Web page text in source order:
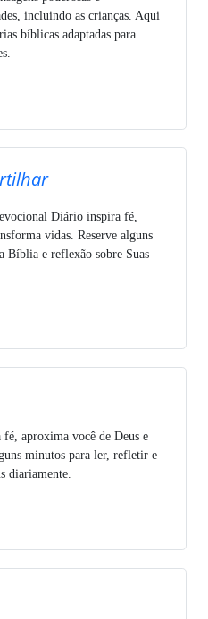
incluindo as crianças. Aqui
bíblicas adaptadas para
Diário inspira fé,
vidas. Reserve alguns
Bíblia e reflexão sobre Suas
aproxima você de Deus e
minutos para ler, refletir e
diariamente.